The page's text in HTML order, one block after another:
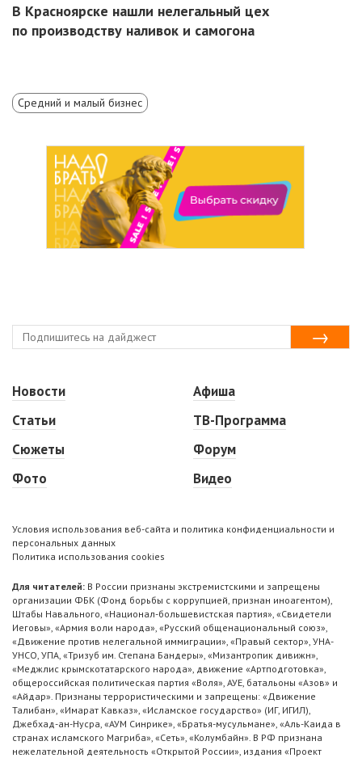
В Красноярске нашли нелегальный цех
по производству наливок и самогона
Средний и малый бизнес
Новости
Статьи
Сюжеты
Фото
Афиша
ТВ-Программа
Форум
Видео
Условия использования веб-сайта и политика конфиденциальности и
персональных данных
Политика использования cookies
Для читателей: В России признаны экстремистскими и запрещены
организации ФБК (Фонд борьбы с коррупцией, признан иноагентом),
Штабы Навального, «Национал-большевистская партия», «Свидетели
Иеговы», «Армия воли народа», «Русский общенациональный союз»,
«Движение против нелегальной иммиграции», «Правый сектор», УНА-
УНСО, УПА, «Тризуб им. Степана Бандеры», «Мизантропик дивижн»,
«Меджлис крымскотатарского народа», движение «Артподготовка»,
общероссийская политическая партия «Воля», АУЕ, батальоны «Азов» и
«Айдар». Признаны террористическими и запрещены: «Движение
Талибан», «Имарат Кавказ», «Исламское государство» (ИГ, ИГИЛ),
Джебхад-ан-Нусра, «АУМ Синрике», «Братья-мусульмане», «Аль-Каида в
странах исламского Магриба», «Сеть», «Колумбайн». В РФ признана
нежелательной деятельность «Открытой России», издания «Проект